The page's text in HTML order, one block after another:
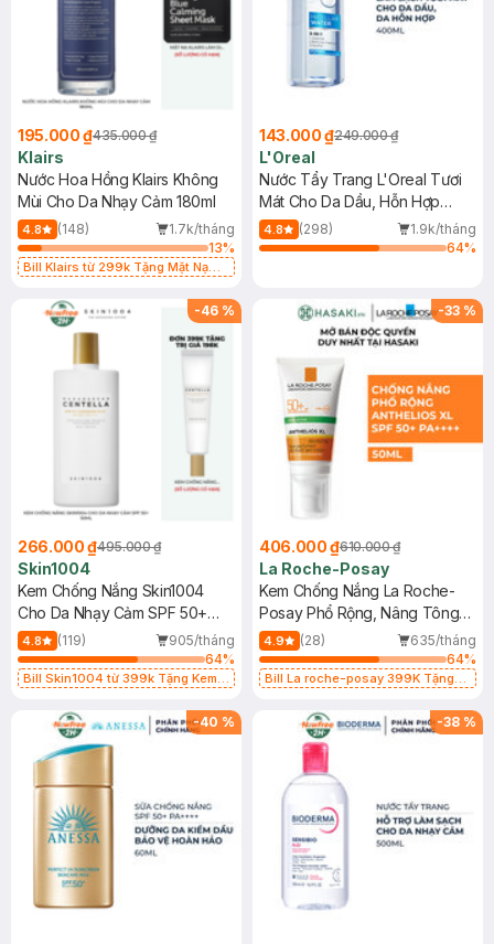
195.000 ₫435.000 ₫
Klairs
Nước Hoa Hồng Klairs Không
Mùi Cho Da Nhạy Cảm 180ml
4.8 (148)
1.7k/tháng
13%
Bill Klairs từ 299k Tặng Mặt Nạ
25ml (SL Có Hạn)
143.000 ₫249.000 ₫
L'Oreal
Nước Tẩy Trang L'Oreal Tươi
Mát Cho Da Dầu, Hỗn Hợp
400ml
4.8 (298)
1.9k/tháng
64%
-46 %
266.000 ₫495.000 ₫
Skin1004
Kem Chống Nắng Skin1004
Cho Da Nhạy Cảm SPF 50+
50ml
4.8 (119)
905/tháng
64%
Bill Skin1004 từ 399k Tặng Kem
SPF 50+ 20ml (SL Có Hạn)
-33 %
406.000 ₫610.000 ₫
La Roche-Posay
Kem Chống Nắng La Roche-
Posay Phổ Rộng, Nâng Tông
Kiềm Dầu 50ml
4.9 (28)
635/tháng
64%
Bill La roche-posay 399K Tặng
(SL có hạn)
-40 % -38 %